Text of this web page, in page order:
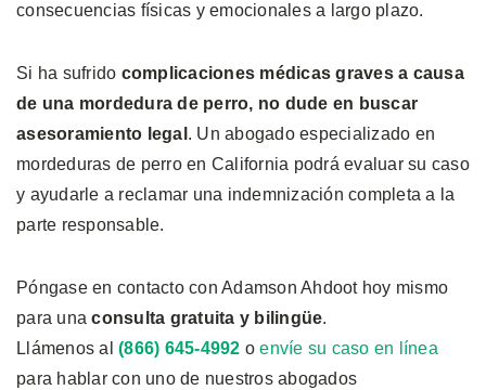
consecuencias físicas y emocionales a largo plazo.
Si ha sufrido complicaciones médicas graves a causa
de una mordedura de perro, no dude en buscar
asesoramiento legal . Un abogado especializado en
mordeduras de perro en California podrá evaluar su caso
y ayudarle a reclamar una indemnización completa a la
parte responsable.
Póngase en contacto con Adamson Ahdoot hoy mismo
para unaconsulta gratuita y bilingüe.
Llámenos al (866) 645-4992 oenvíe su caso en línea
para hablar con uno de nuestros abogados